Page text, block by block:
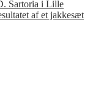
Sartoria i Lille
af et jakkesæt